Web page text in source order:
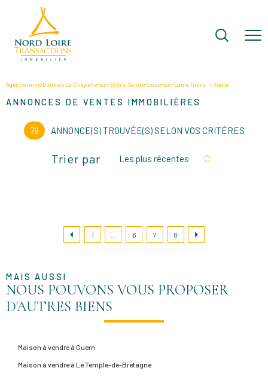
Agence immobilière à La Chapelle-sur-Erdre, Sainte-Luce-sur-Loire, Indre Vente
ANNONCES DE VENTES IMMOBILIÈRES
79 ANNONCE(S) TROUVÉE(S) SELON VOS CRITÈRES
Trier par Les plus récentes
1 6 7 8
MAIS AUSSI
NOUS POUVONS VOUS PROPOSER
D'AUTRES BIENS
Maison à vendre à Guern
Maison à vendre à Le Temple-de-Bretagne